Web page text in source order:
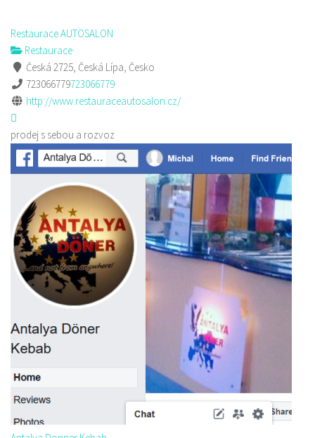
Restaurace AUTOSALON
Restaurace
Česká 2725, Česká Lípa, Česko
723066779723066779
http://www.restauraceautosalon.cz/
prodej s sebou a rozvoz